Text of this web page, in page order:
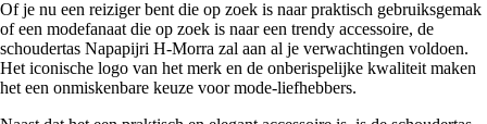
Of je nu een reiziger bent die op zoek is naar praktisch gebruiksgemak
of een modefanaat die op zoek is naar een trendy accessoire, de
schoudertas Napapijri H-Morra zal aan al je verwachtingen voldoen.
Het iconische logo van het merk en de onberispelijke kwaliteit maken
het een onmiskenbare keuze voor mode-liefhebbers.